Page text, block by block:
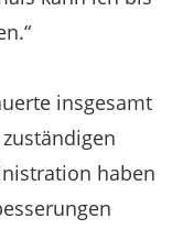
insgesamt
haben